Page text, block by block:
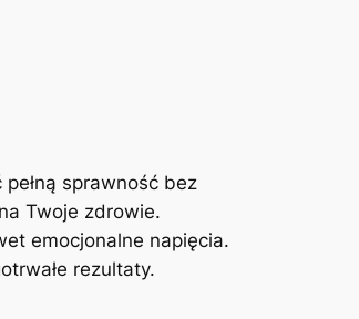
sprawność bez
Twoje zdrowie.
emocjonalne napięcia.
rezultaty.